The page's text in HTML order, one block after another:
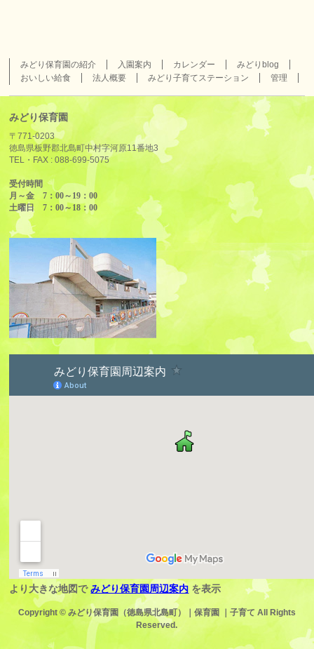
みどり保育園の紹介 入園案内 カレンダー
みどりblog
おいしい給食
法人概要 みどり子育てステーション 管理
みどり保育園
〒771-0203
徳島県板野郡北島町中村字河原11番地3
TEL・FAX :088-699-5075
受付時間
月～金 7：00～19：00
土曜日 7：00～18：00
より大きな地図でみどり保育園周辺案内 を表示
Copyright © みどり保育園（徳島県北島町）｜保育園 ｜子育て All Rights
Reserved.